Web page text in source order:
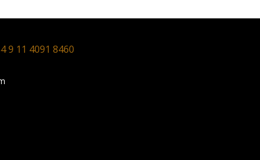
9 11 4091 8460